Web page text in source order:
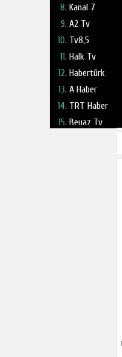
Kanal 7
A2 Tv
Tv8,5
Halk Tv
Habertürk
A Haber
TRT Haber
Beyaz Tv